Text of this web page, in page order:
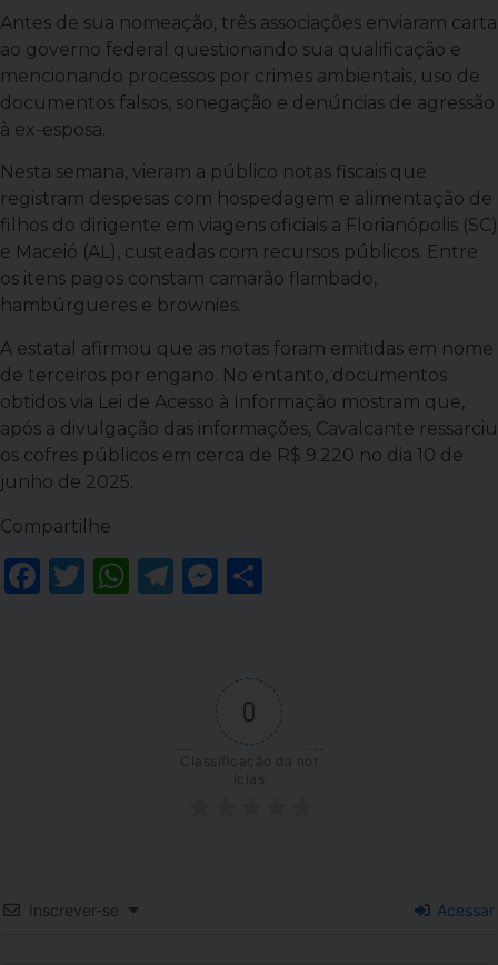
Antes de sua nomeação, três associações enviaram carta
ao governo federal questionando sua qualificação e
mencionando processos por crimes ambientais, uso de
documentos falsos, sonegação e denúncias de agressão
à ex-esposa.
Nesta semana, vieram a público notas fiscais que
registram despesas com hospedagem e alimentação de
filhos do dirigente em viagens oficiais a Florianópolis (SC)
e Maceió (AL), custeadas com recursos públicos. Entre
os itens pagos constam camarão flambado,
hambúrgueres e brownies.
A estatal afirmou que as notas foram emitidas em nome
de terceiros por engano. No entanto, documentos
obtidos via Lei de Acesso à Informação mostram que,
após a divulgação das informações, Cavalcante ressarciu
os cofres públicos em cerca de R$ 9.220 no dia 10 de
junho de 2025.
Compartilhe
Facebook
Twitter
WhatsApp
Telegram
Messenger
0
Classificação da not
Inscrever-se Acessar